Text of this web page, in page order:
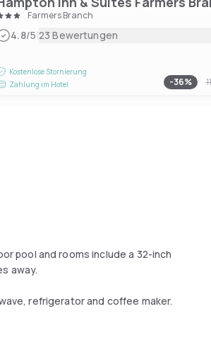
Farmers Branch
4.8/5|23 Bewertungen
Kostenlose Stornierung
Zahlung im Hotel
-36%
pool and rooms include a 32-inch
away.
refrigerator and coffee maker.